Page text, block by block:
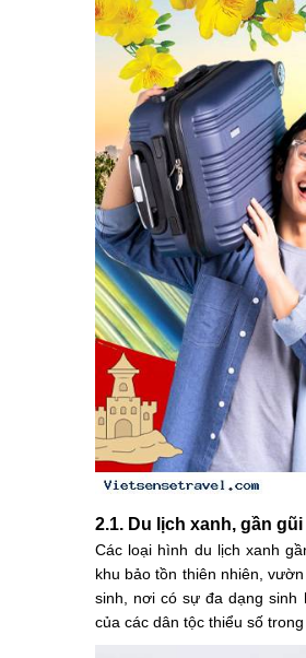
2.1. Du lịch xanh, gần
Các loại hình du lịch xanh
khu bảo tồn thiên nhiên,
sinh, nơi có sự đa dạng sinh
của các dân tộc thiểu số